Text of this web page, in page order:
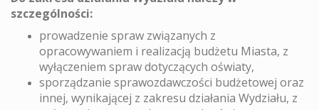
szczególności:
prowadzenie spraw związanych z
opracowywaniem i realizacją budżetu Miasta, z
wyłączeniem spraw dotyczących oświaty,
sporządzanie sprawozdawczości budżetowej oraz
innej, wynikającej z zakresu działania Wydziału, z